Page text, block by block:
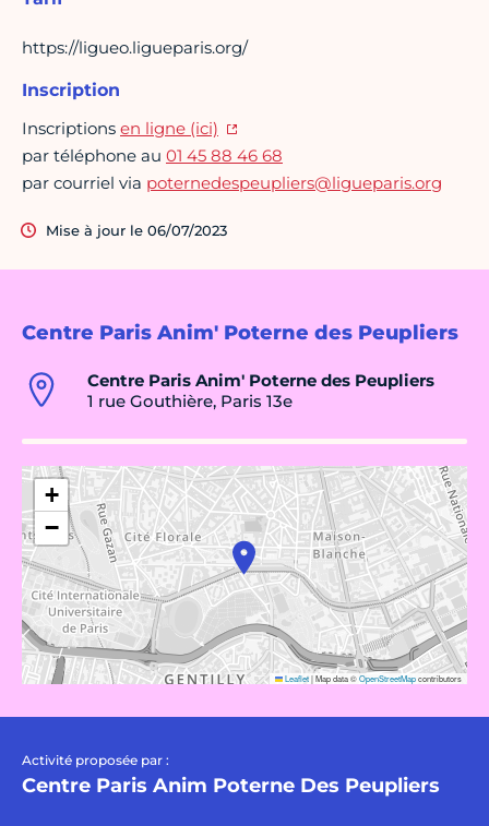
Centre Paris Anim' Poterne des Peupliers
Centre Paris Anim' Poterne des Peupliers
1 rue Gouthière, Paris 13e
+
−
Leaflet|Map data ©OpenStreetMapcontributors
Activité proposée par :
Centre Paris Anim Poterne Des Peupliers
https://ligueo.ligueparis.org/
Inscription
Inscriptions en ligne (ici)
par téléphone au 01 45 88 46 68
par courriel via poternedespeupliers@ligueparis.org
Mise à jour le 06/07/2023